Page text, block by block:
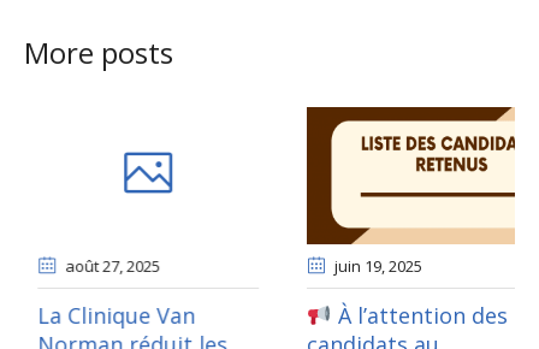
More posts
08, 2024
de recrutement
août 27, 2025
La Clinique Van